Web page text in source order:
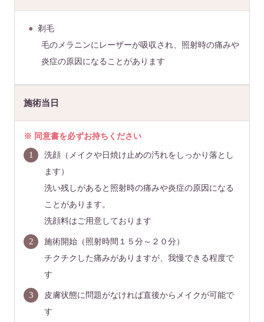
剃毛
毛のメラニンにレーザーが吸収され、照射時の痛みや
炎症の原因になることがあります
施術当日
※ 同意書を必ずお持ちください
洗顔（メイクや日焼け止めの汚れをしっかり落とし
ます）
洗い残しがあると照射時の痛みや炎症の原因になる
ことがあります。
洗顔料はご用意しております
施術開始（照射時間１５分～２０分）
チクチクした痛みがありますが、我慢できる程度で
す
皮膚状態に問題がなければ直後からメイクが可能で
す